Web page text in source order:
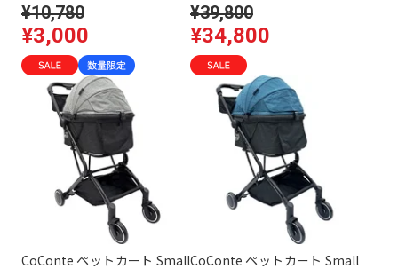
¥10,780
¥3,000
¥39,800
¥34,800
CoConte ペットカート SmallCoConte ペットカート Small